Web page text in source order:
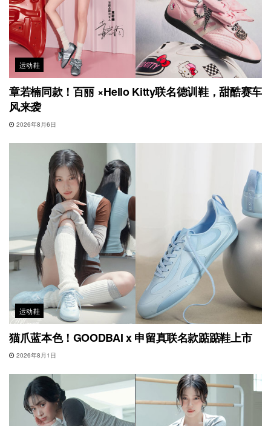
运动鞋
章若楠同款！百丽 ×Hello Kitty联名德训鞋，甜酷赛车
风来袭
2026年8月6日
运动鞋
猫爪蓝本色！GOODBAI x 申留真联名款踮踮鞋上市
2026年8月1日